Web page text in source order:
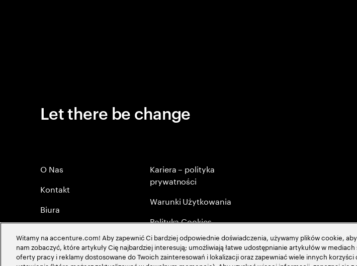
Let there be change
O Nas
Kontakt
Biura
Polityka Prywatności
Kariera – polityka
prywatności
Warunki Użytkowania
Polityka Cookies
Mapa strony
Globalna maerytokracja
Witamy na accenture.com! Aby zapewnić Ci bardziej odpowiednie doświadczenia, używamy plików cookie,
nam zobaczyć, które artykuły Cię najbardziej interesują; umożliwiają łatwe udostępnianie artykułów w
oferty pracy i reklamy dostosowane do Twoich zainteresowań i lokalizacji oraz zapewniać wiele innych